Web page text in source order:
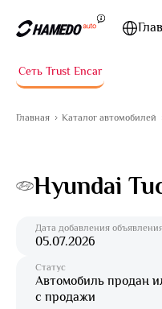
Сеть Trust Encar
Главная Каталог автомобилей
Hyundai
Дата добавления
05.07.2026
Статус
Автомобиль продан
с продажи